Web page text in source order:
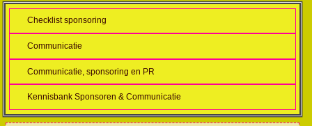
Checklist sponsoring
Communicatie
Communicatie, sponsoring en PR
Kennisbank Sponsoren & Communicatie